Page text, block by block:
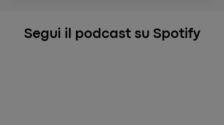
Segui il podcast su Spotify